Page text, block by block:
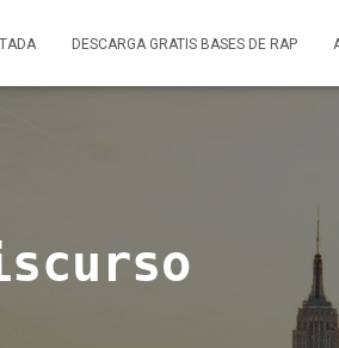
DESCARGA GRATIS BASES DE RAP